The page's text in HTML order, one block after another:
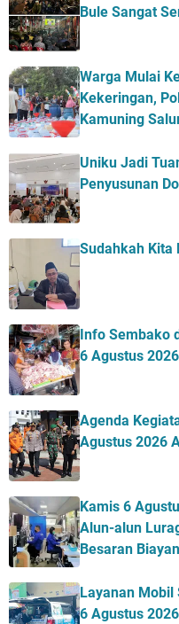
Bule Sangat
Warga Mulai
Kekeringan,
Kamuning
Uniku Jadi
Penyusunan
Sudahkah Kita
Info Sembako
6 Agustus
Agenda
Agustus 2026
Kamis 6
Alun-alun
Besaran
Layanan Mobil
6 Agustus